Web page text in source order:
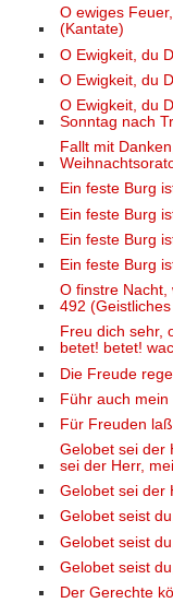
O ewiges
(Kantate)
O Ewigkeit, du
O Ewigkeit, du
O Ewigkeit, du
Sonntag nach
Fallt mit
Ein feste Burg
Ein feste Burg
Ein feste Burg
Ein feste Burg
O finstre Nacht,
492
Freu dich sehr,
betet! betet!
Die Freude
Führ auch mein
Für Freuden
Gelobet sei der
sei der Herr,
Gelobet sei der
Gelobet seist
Gelobet seist
Gelobet seist
Der Gerechte